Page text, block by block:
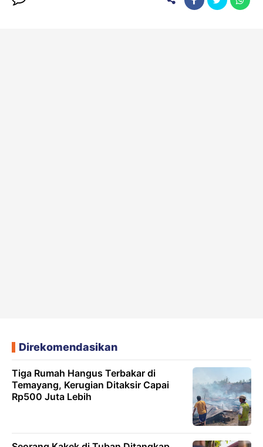
Direkomendasikan
Tiga Rumah Hangus Terbakar di
Temayang, Kerugian Ditaksir Capai
Rp500 Juta Lebih